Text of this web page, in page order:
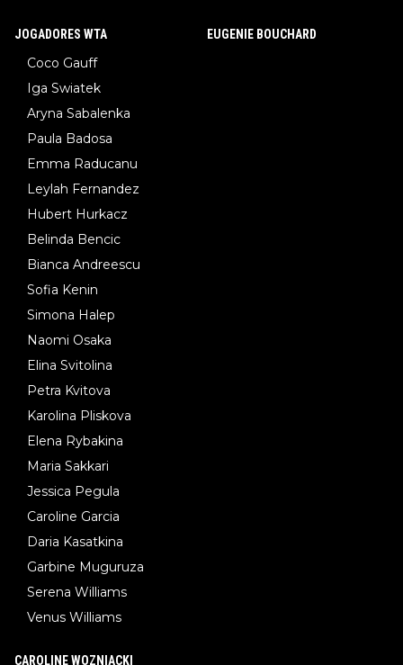
JOGADORES WTA
Coco Gauff
Iga Swiatek
Aryna Sabalenka
Paula Badosa
Emma Raducanu
Leylah Fernandez
Hubert Hurkacz
Belinda Bencic
Bianca Andreescu
Sofia Kenin
Simona Halep
Naomi Osaka
Elina Svitolina
Petra Kvitova
Karolina Pliskova
Elena Rybakina
Maria Sakkari
Jessica Pegula
Caroline Garcia
Daria Kasatkina
Garbine Muguruza
Serena Williams
Venus Williams
EUGENIE BOUCHARD
CAROLINE WOZNIACKI